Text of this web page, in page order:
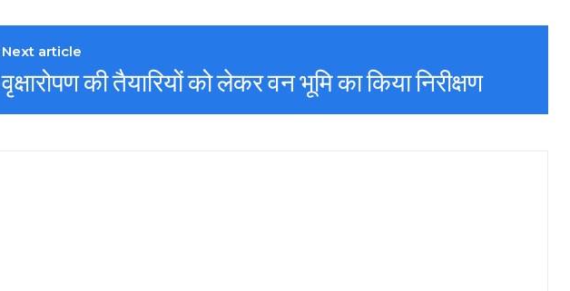
Next article
वृक्षारोपण की तैयारियों को लेकर वन भूमि का किया निरीक्षण